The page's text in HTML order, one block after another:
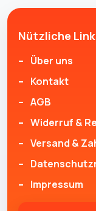
Nützliche
Über uns
Kontakt
AGB
Widerruf &
Versand &
Impressum